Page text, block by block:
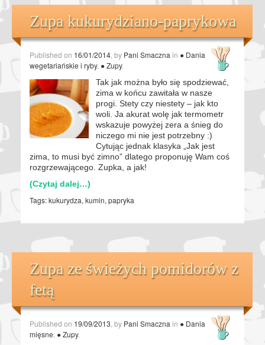
Zupa kukurydziano-paprykowa
Published on 16/01/2014 , by Pani Smaczna in ● Dania
wegetariańskie i ryby, ● Zupy.
Tak jak można było się spodziewać,
zima w końcu zawitała w nasze
progi. Stety czy niestety – jak kto
woli. Ja akurat wolę jak termometr
wskazuje powyżej zera a śnieg do
niczego mi nie jest potrzebny :)
Cytując jednak klasyka „Jak jest
zima, to musi być zimno” dlatego proponuję Wam coś
rozgrzewającego. Zupka, a jak!
(Czytaj dalej…)
Tags:kukurydza, kumin, papryka
Zupa ze świeżych pomidorów z
fetą
Published on 19/09/2013 , by Pani Smaczna in ● Dania
mięsne ● Zupy.